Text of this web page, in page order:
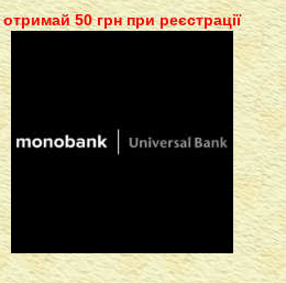
отримай 50 грн при реєстрації